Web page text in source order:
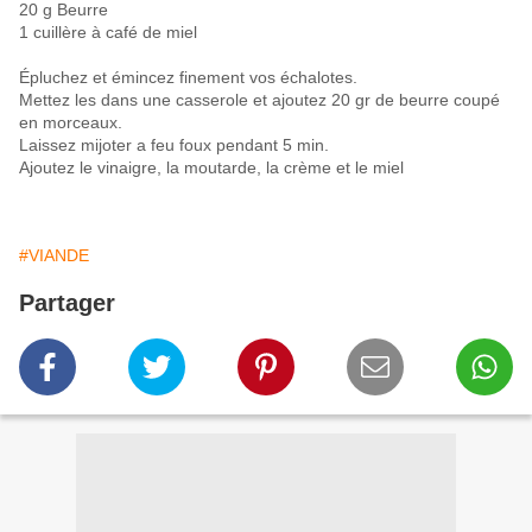
20 g Beurre
1 cuillère à café de miel
Épluchez et émincez finement vos échalotes.
Mettez les dans une casserole et ajoutez 20 gr de beurre coupé
en morceaux.
Laissez mijoter a feu foux pendant 5 min.
Ajoutez le vinaigre, la moutarde, la crème et le miel
#VIANDE
Partager